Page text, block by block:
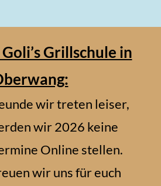
Grillschule in
wir treten leiser,
wir 2026 keine
Online stellen.
wir uns für euch